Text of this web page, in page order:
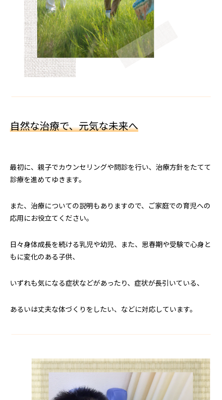
自然な治療で、元気な未来へ
最初に、親子でカウンセリングや問診を行い、治療方針をたてて
診療を進めてゆきます。
また、治療についての説明もありますので、ご家庭での育児への
応用にお役立てください。
日々身体成長を続ける乳児や幼児、また、思春期や受験で心身と
もに変化のある子供、
いずれも気になる症状などがあったり、症状が長引いている、
あるいは丈夫な体づくりをしたい、などに対応しています。